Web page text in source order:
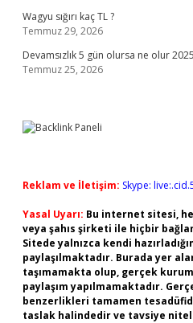
Wagyu sığırı kaç TL ?
Temmuz 29, 2026
Devamsızlık 5 gün olursa ne olur
Temmuz 25, 2026
Reklam ve İletişim: Skype:
Yasal Uyarı: Bu internet sitesi,
veya şahıs şirketi ile hiçbir
Sitede yalnızca kendi
paylaşılmaktadır. Burada yer
taşımamakta olup, gerçek
paylaşım yapılmamaktadır.
benzerlikleri tamamen
taslak halindedir ve tavsiye